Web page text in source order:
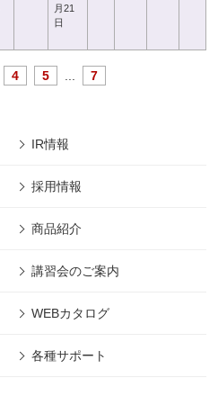
月21
日
4 5 7
IR情報
採用情報
商品紹介
講習会のご案内
WEBカタログ
各種サポート